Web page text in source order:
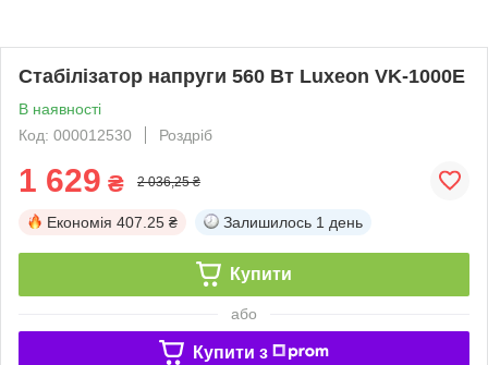
Стабілізатор напруги 560 Вт Luxeon VK-1000E
В наявності
Код: 000012530
Роздріб
1 629 ₴ 2 036,25 ₴
Економія 407.25 ₴ Залишилось 1 день
Купити
або
Купити з